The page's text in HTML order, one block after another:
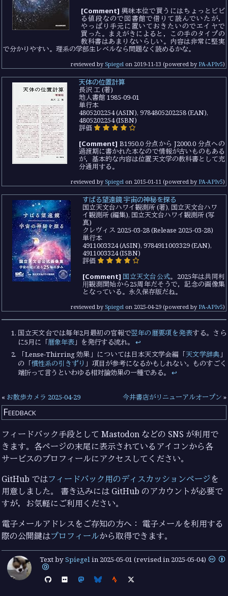
[Comment] 興味本位で買うにはちょっとビビ
る値段なので図書館で借りて読んでいたが，
やっぱり手元に置いておきたいのでエイヤで
買った。まえがきによると，この手のタイプの
教科書はあまりないらしい。内容は非常に堅実
で分かりやすい。理系の学部生レベルなら問題なく読めるかな。
reviewed by Spiegel on 2019-11-13 (powered by PA-APIv5)
天体の位置計算
長沢 工 (著)
地人書館 1985-09-01
単行本
4805202254 (ASIN), 9784805202258 (EAN),
4805202254 (ISBN)
評価
[Comment] B1950.0 分点から J2000.0 分点への
過渡期に書かれた本なので情報が古いものもある
が，基本的な内容は位置天文学の教科書として充
分通用する。
reviewed by Spiegel on 2015-01-11 (powered by PA-APIv5)
すばる望遠鏡 宇宙の神秘を探る
国立天文台ハワイ観測所 (著), 国立天文台ハワ
イ観測所 (編集), 国立天文台ハワイ観測所 (写
真)
クレヴィス 2025-03-28 (Release 2025-03-28)
単行本
4911003324 (ASIN), 9784911003329 (EAN),
4911003324 (ISBN)
評価
[Comment] 国立天文台公式。2025年は共同利
⽤観測開始から25周年だそうで，記念の画像集
となっている。永久保存版だね。
reviewed by Spiegel on 2025-04-29(powered by PA-APIv5)
国立天文台では毎年2月最初の官報で翌年の暦要項を発表する。さら
に5月に「暦象年表 」を発行する流れ。↩︎
「Lense-Thirring 効果」については日本天文学会編「天文学辞典 」
の「慣性系の引きずり 」項目が参考になるかもしれない。ものすごく
端折って言うといわゆる相対論効果の一種である。↩︎
« お散歩カメラ 2025-04-29 今井書店がリニューアルオープン »
Feedback
フィードバック手段として Mastodon などの SNS が利用で
きます。各ページの末尾に表示されているアイコンから各
サービスのプロフィールにアクセスしてください。
GitHub ではフィードバック用のディスカッションページを
用意しました。 書き込みには GitHub のアカウントが必要で
すが，お気軽にご利用ください。
電子メールアドレスをご存知の方へ： 電子メールを利用する
際の公開鍵はプロフィールから取得できます。
Text bySpiegelin 2025-05-01 (revised in 2025-05-04)